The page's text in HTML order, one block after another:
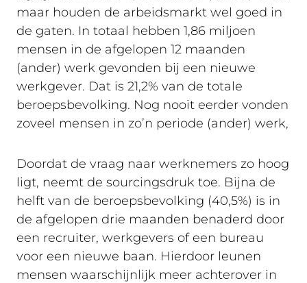
maar houden de arbeidsmarkt wel goed in
de gaten. In totaal hebben 1,86 miljoen
mensen in de afgelopen 12 maanden
(ander) werk gevonden bij een nieuwe
werkgever. Dat is 21,2% van de totale
beroepsbevolking. Nog nooit eerder vonden
zoveel mensen in zo’n periode (ander) werk,
Doordat de vraag naar werknemers zo hoog
ligt, neemt de sourcingsdruk toe. Bijna de
helft van de beroepsbevolking (40,5%) is in
de afgelopen drie maanden benaderd door
een recruiter, werkgevers of een bureau
voor een nieuwe baan. Hierdoor leunen
mensen waarschijnlijk meer achterover in